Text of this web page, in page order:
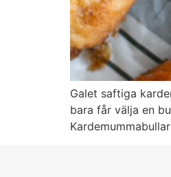
Galet saftiga
bara får välja en